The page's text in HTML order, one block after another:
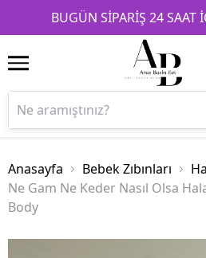
BUGÜN SİPARİŞ 24 SAAT
1 2 3
Anasayfa Bebek Zıbınları
Ne Gam Ne Keder Nasıl Olsa
Body